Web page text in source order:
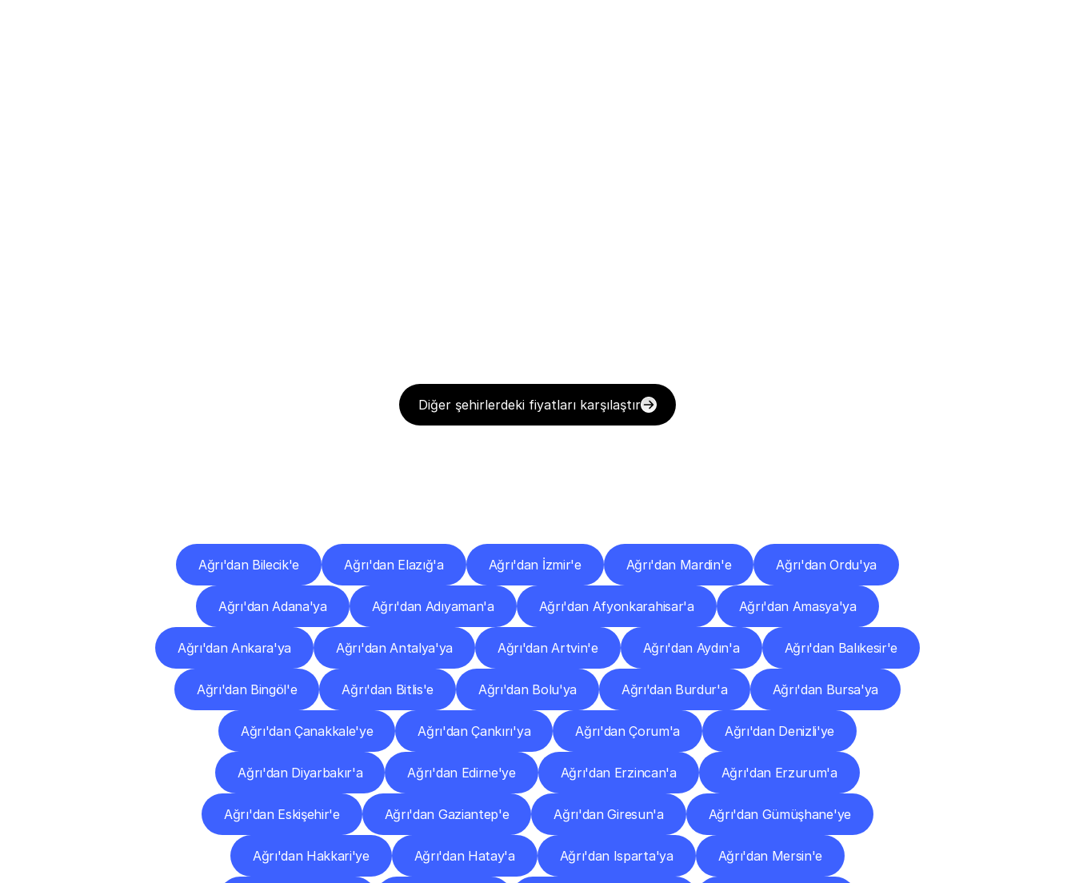
Diğer şehirlerdeki fiyatları karşılaştır
Ağrı'dan Bilecik'e Ağrı'dan Elazığ'a Ağrı'dan İzmir'e Ağrı'dan Mardin'e Ağrı'dan Ordu'ya
Ağrı'dan Adana'ya Ağrı'dan Adıyaman'a Ağrı'dan Afyonkarahisar'a Ağrı'dan Amasya'ya
Ağrı'dan Ankara'ya Ağrı'dan Antalya'ya Ağrı'dan Artvin'e Ağrı'dan Aydın'a Ağrı'dan Balıkesir'e
Ağrı'dan Bingöl'e Ağrı'dan Bitlis'e Ağrı'dan Bolu'ya Ağrı'dan Burdur'a Ağrı'dan Bursa'ya
Ağrı'dan Çanakkale'ye Ağrı'dan Çankırı'ya Ağrı'dan Çorum'a Ağrı'dan Denizli'ye
Ağrı'dan Diyarbakır'a Ağrı'dan Edirne'ye Ağrı'dan Erzincan'a Ağrı'dan Erzurum'a
Ağrı'dan Eskişehir'e Ağrı'dan Gaziantep'e Ağrı'dan Giresun'a Ağrı'dan Gümüşhane'ye
Ağrı'dan Hakkari'ye Ağrı'dan Hatay'a Ağrı'dan Isparta'ya Ağrı'dan Mersin'e